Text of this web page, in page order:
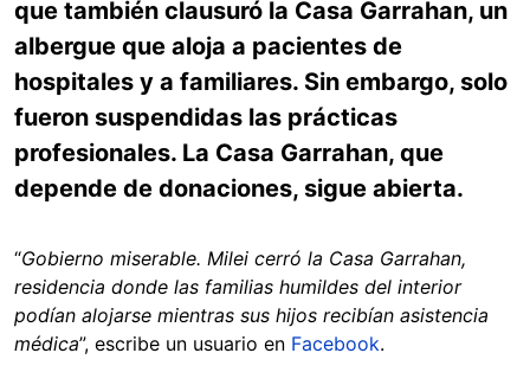
que también clausuró la Casa Garrahan, un
albergue que aloja a pacientes de
hospitales y a familiares. Sin embargo, solo
fueron suspendidas las prácticas
profesionales. La Casa Garrahan, que
depende de donaciones, sigue abierta.
“Gobierno miserable. Milei cerró la Casa Garrahan,
residencia donde las familias humildes del interior
podían alojarse mientras sus hijos recibían asistencia
médica”, escribe un usuario en Facebook.